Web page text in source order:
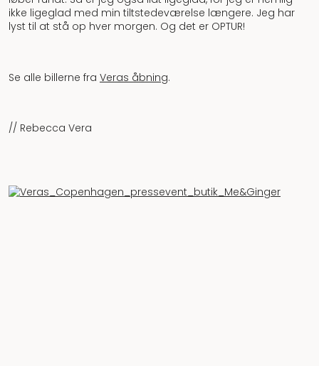
ikke ligeglad med min tiltstedeværelse længere. Jeg har
lyst til at stå op hver morgen. Og det er OPTUR!
Se alle billerne fra Veras åbning.
// Rebecca Vera